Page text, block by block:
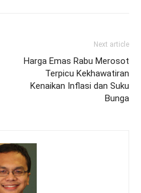
Next article
Harga Emas Rabu Merosot
Terpicu Kekhawatiran
Kenaikan Inflasi dan Suku
Bunga